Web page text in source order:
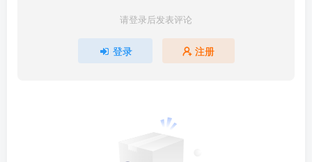
请登录后发表评论
登录 注册